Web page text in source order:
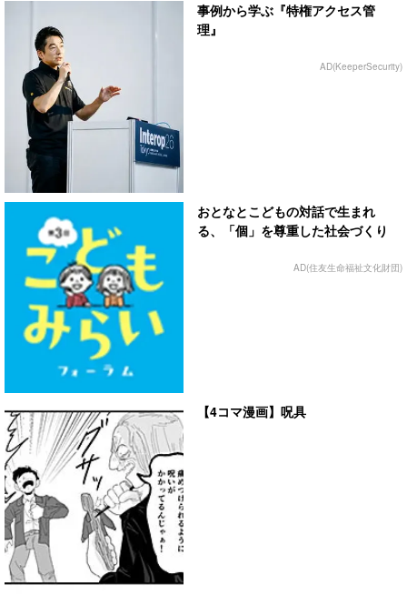
事例から学ぶ『特権アクセス管
理』
AD(KeeperSecurity)
おとなとこどもの対話で生まれ
る、「個」を尊重した社会づくり
AD(住友生命福祉文化財団)
【4コマ漫画】呪具